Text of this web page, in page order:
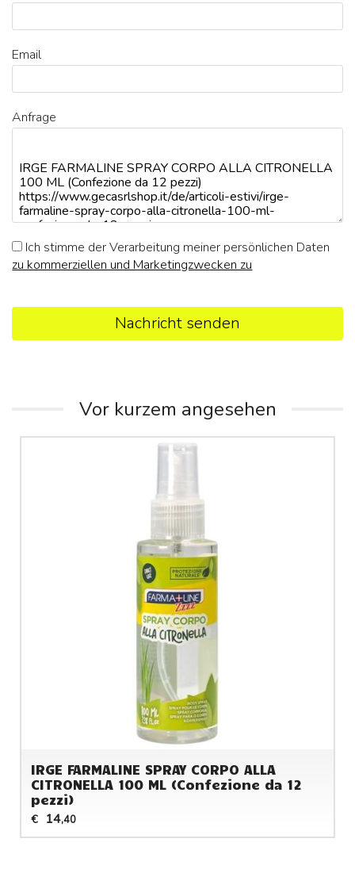
Email
Anfrage
Ich stimme der Verarbeitung meiner persönlichen Daten
zu kommerziellen und Marketingzwecken zu
Nachricht senden
Vor kurzem angesehen
IRGE FARMALINE SPRAY CORPO ALLA
CITRONELLA 100 ML (Confezione da 12
pezzi)
€ 14,40